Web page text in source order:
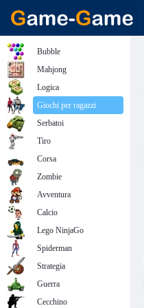
Bubble
Mahjong
Logica
Giochi per ragazzi
Serbatoi
Tiro
Corsa
Zombie
Avventura
Calcio
Lego NinjaGo
Spiderman
Strategia
Guerra
Cecchino